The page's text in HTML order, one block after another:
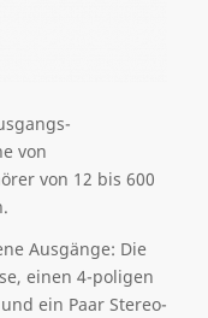
von
von 12 bis 600
Ausgänge: Die
einen 4-poligen
ein PaarStereo-